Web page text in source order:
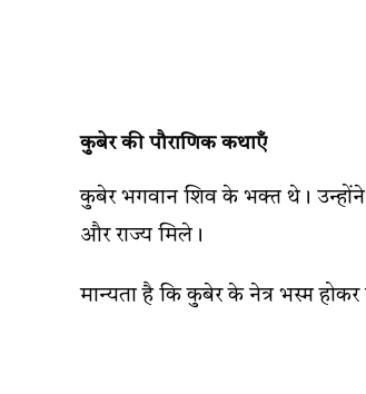
कुबेर की पौराणिक कथाएँ
कुबेर भगवान शिव के भक्त थे। उन्होंने
और राज्य मिले।
मान्यता है कि कुबेर के नेत्र भस्म